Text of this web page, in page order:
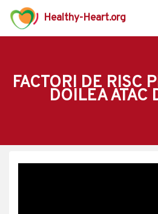
Healthy-Heart.org
FACTORI DE RISC
DOILEA ATAC